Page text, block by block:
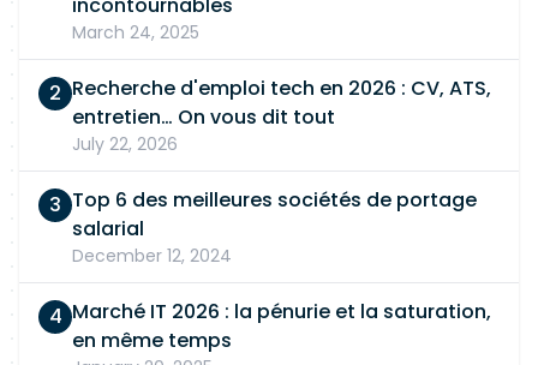
March 24, 2025
Recherche d'emploi tech en 2026 : CV, ATS,
entretien… On vous dit tout
July 22, 2026
Top 6 des meilleures sociétés de portage
salarial
December 12, 2024
Marché IT 2026 : la pénurie et la saturation,
en même temps